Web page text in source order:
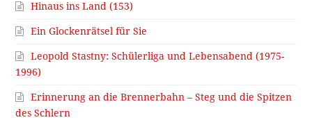
Hinaus ins Land (153)
Ein Glockenrätsel für Sie
Leopold Stastny: Schülerliga und Lebensabend (1975-
1996)
Erinnerung an die Brennerbahn – Steg und die Spitzen
des Schlern